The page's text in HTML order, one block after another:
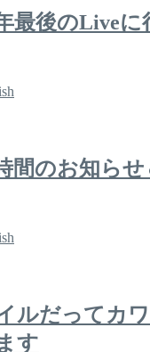
最後のLiveに
間のお知ら
ルだってカ
す